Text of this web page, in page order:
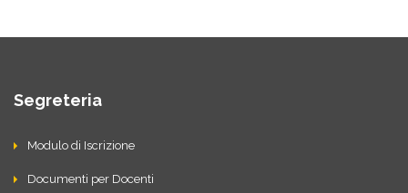
Segreteria
Modulo di Iscrizione
Documenti per Docenti